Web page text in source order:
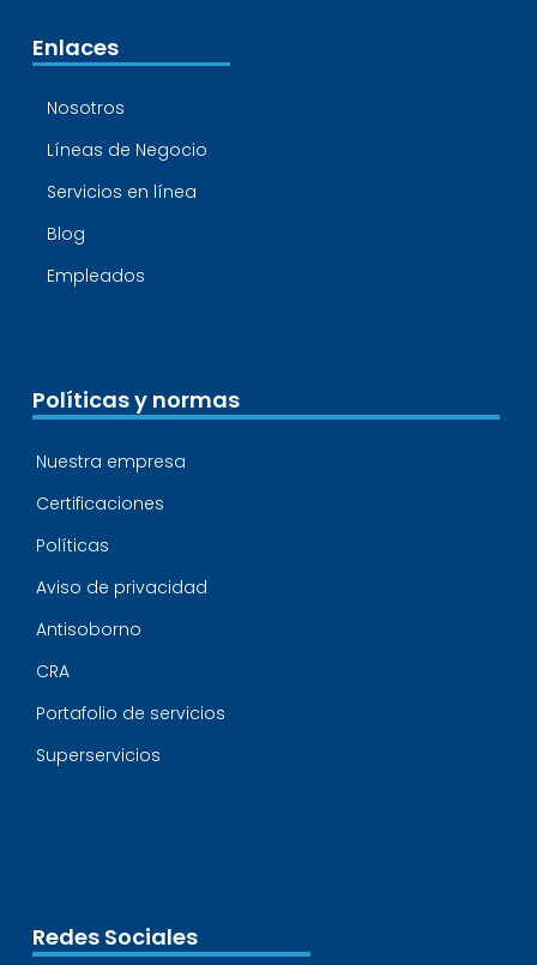
Redes Sociales
Enlaces
Nosotros
Líneas de Negocio
Servicios en línea
Blog
Empleados
Políticas y normas
Nuestra empresa
Certificaciones
Políticas
Aviso de privacidad
Antisoborno
CRA
Portafolio de servicios
Superservicios